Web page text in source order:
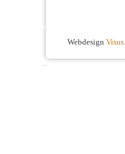
Webdesign Visus